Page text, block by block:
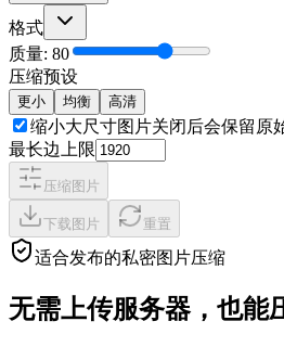
格式
质量: 80
压缩预设
更小 均衡 高清
缩小大尺寸图片关闭后会保留原
最长边上限
压缩图片
下载图片 重置
适合发布的私密图片压缩
无需上传服务器，也能